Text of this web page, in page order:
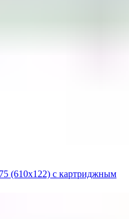
(610х122) с картриджным